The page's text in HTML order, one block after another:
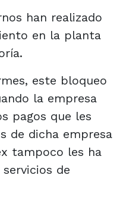
han realizado
en la planta
este bloqueo
la empresa
pagos que les
de dicha empresa
tampoco les ha
de